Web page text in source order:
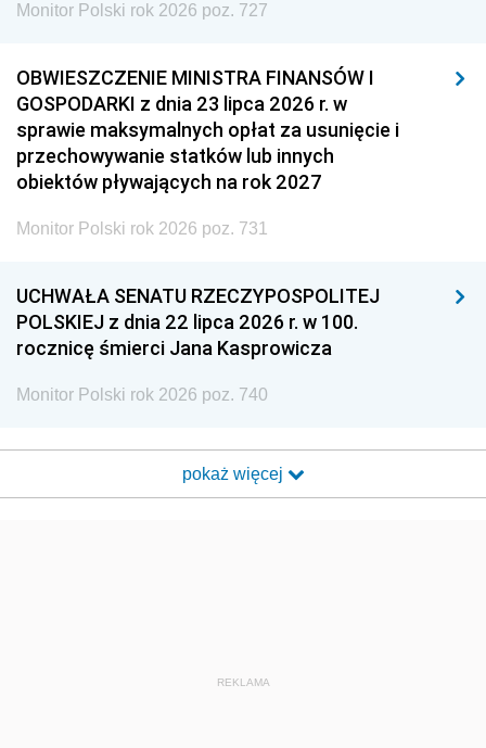
Monitor Polski rok 2026 poz. 727
OBWIESZCZENIE MINISTRA FINANSÓW I
GOSPODARKI z dnia 23 lipca 2026 r. w
sprawie maksymalnych opłat za usunięcie i
przechowywanie statków lub innych
obiektów pływających na rok 2027
Monitor Polski rok 2026 poz. 731
UCHWAŁA SENATU RZECZYPOSPOLITEJ
POLSKIEJ z dnia 22 lipca 2026 r. w 100.
rocznicę śmierci Jana Kasprowicza
Monitor Polski rok 2026 poz. 740
pokaż więcej
REKLAMA